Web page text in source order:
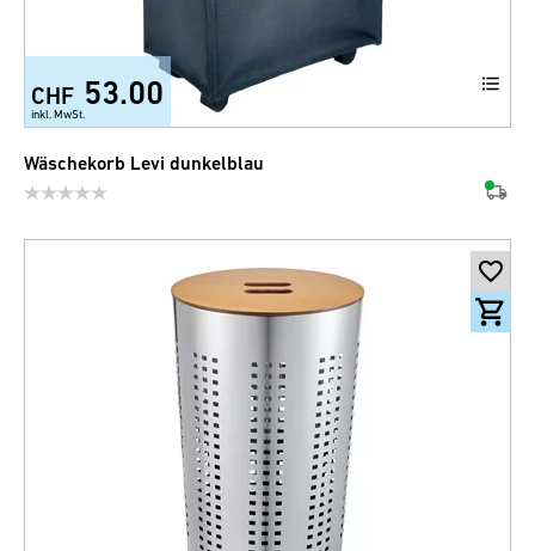
CHF 53.00
inkl. MwSt.
Wäschekorb Levi dunkelblau